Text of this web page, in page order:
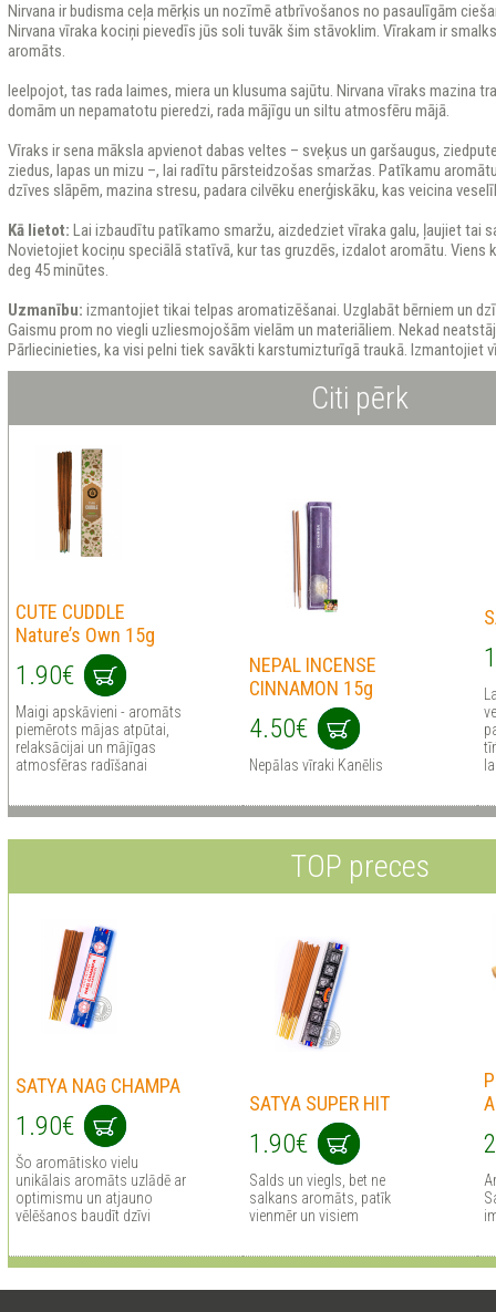
Nirvana ir budisma ceļa mērķis un nozīmē atbrīvošanos no pasaulīgām
Nirvana vīraka kociņi pievedīs jūs soli tuvāk šim stāvoklim. Vīrakam ir
aromāts.
Ieelpojot, tas rada laimes, miera un klusuma sajūtu. Nirvana vīraks mazina
domām un nepamatotu pieredzi, rada mājīgu un siltu atmosfēru mājā.
Vīraks ir sena māksla apvienot dabas veltes – sveķus un garšaugus,
ziedus, lapas un mizu –, lai radītu pārsteidzošas smaržas. Patīkamu
dzīves slāpēm, mazina stresu, padara cilvēku enerģiskāku, kas veicina
Kā lietot: Lai izbaudītu patīkamo smaržu, aizdedziet vīraka galu, ļaujiet tai
Novietojiet kociņu speciālā statīvā, kur tas gruzdēs, izdalot aromātu. Viens
deg 45 minūtes.
Uzmanību: izmantojiet tikai telpas aromatizēšanai. Uzglabāt bērniem un
Gaismu prom no viegli uzliesmojošām vielām un materiāliem. Nekad
Pārliecinieties, ka visi pelni tiek savākti karstumizturīgā traukā. Izmantojiet
Citi pērk
CUTE CUDDLE
Nature’s Own 15g
1.90€
Maigi apskāvieni - aromāts
piemērots mājas atpūtai,
relaksācijai un mājīgas
atmosfēras radīšanai
NEPAL INCENSE
CINNAMON 15g
4.50€
Nepālas vīraki Kanēlis
TOP preces
SATYA NAG CHAMPA
1.90€
Šo aromātisko vielu
unikālais aromāts uzlādē ar
optimismu un atjauno
vēlēšanos baudīt dzīvi
SATYA SUPER HIT
1.90€
Salds un viegls, bet ne
salkans aromāts, patīk
vienmēr un visiem